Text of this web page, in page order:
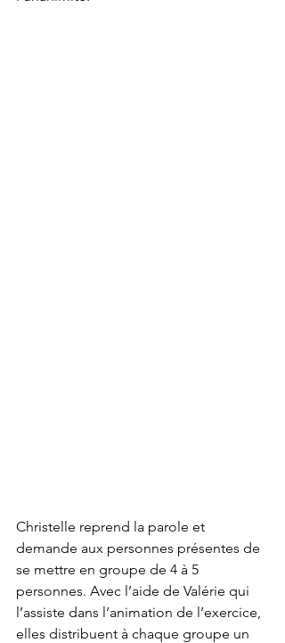
Christelle reprend la parole et
demande aux personnes présentes de
se mettre en groupe de 4 à 5
personnes. Avec l’aide de Valérie qui
l’assiste dans l’animation de l’exercice,
elles distribuent à chaque groupe un